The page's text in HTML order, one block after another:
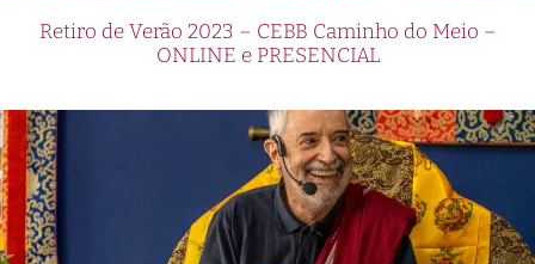
Retiro de Verão 2023 – CEBB Caminho do Meio –
ONLINE e PRESENCIAL